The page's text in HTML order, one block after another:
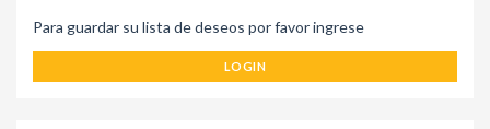
Para guardar su lista de deseos por favor ingrese
LOGIN